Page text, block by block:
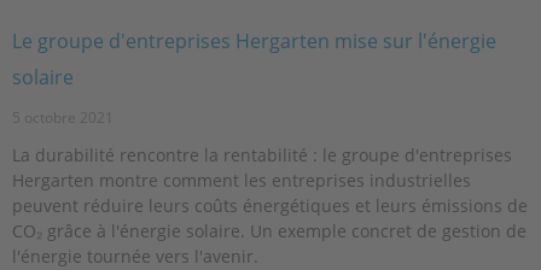
Le groupe d'entreprises Hergarten mise sur l'énergie
solaire
5 octobre 2021
La durabilité rencontre la rentabilité : le groupe d'entreprises
Hergarten montre comment les entreprises industrielles
peuvent réduire leurs coûts énergétiques et leurs émissions de
CO₂ grâce à l'énergie solaire. Un exemple concret de gestion de
l'énergie tournée vers l'avenir.